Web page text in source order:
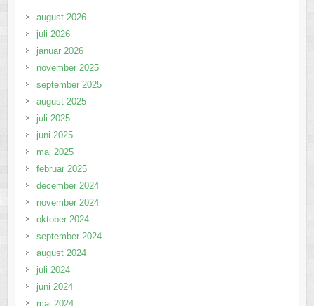
august 2026
juli 2026
januar 2026
november 2025
september 2025
august 2025
juli 2025
juni 2025
maj 2025
februar 2025
december 2024
november 2024
oktober 2024
september 2024
august 2024
juli 2024
juni 2024
maj 2024